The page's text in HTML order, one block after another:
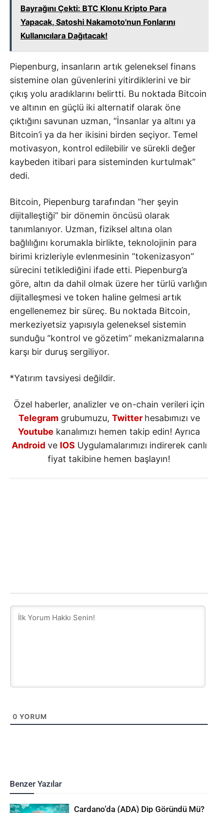
Bayrağını Çekti: BTC Klonu Kripto Para
Yapacak, Satoshi Nakamoto'nun Fonlarını
Kullanıcılara Dağıtacak!
Piepenburg, insanların artık geleneksel finans
sistemine olan güvenlerini yitirdiklerini ve bir
çıkış yolu aradıklarını belirtti. Bu noktada Bitcoin
ve altının en güçlü iki alternatif olarak öne
çıktığını savunan uzman, “İnsanlar ya altını ya
Bitcoin’i ya da her ikisini birden seçiyor. Temel
motivasyon, kontrol edilebilir ve sürekli değer
kaybeden itibari para sisteminden kurtulmak”
dedi.
Bitcoin, Piepenburg tarafından “her şeyin
dijitalleştiği” bir dönemin öncüsü olarak
tanımlanıyor. Uzman, fiziksel altına olan
bağlılığını korumakla birlikte, teknolojinin para
birimi krizleriyle evlenmesinin “tokenizasyon”
sürecini tetiklediğini ifade etti. Piepenburg’a
göre, altın da dahil olmak üzere her türlü varlığın
dijitalleşmesi ve token haline gelmesi artık
engellenemez bir süreç. Bu noktada Bitcoin,
merkeziyetsiz yapısıyla geleneksel sistemin
sunduğu “kontrol ve gözetim” mekanizmalarına
karşı bir duruş sergiliyor.
*Yatırım tavsiyesi değildir.
Özel haberler, analizler ve on-chain verileri için
Telegramgrubumuzu, Twitter hesabımızı ve
Youtube kanalımızı hemen takip edin! Ayrıca
Androidve IOS Uygulamalarımızı indirerek canlı
fiyat takibine hemen başlayın!
0 YORUM
Benzer Yazılar
Cardano’da (ADA) Dip Göründü Mü?